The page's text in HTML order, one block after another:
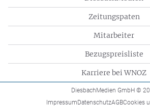
Zeitungspaten
Mitarbeiter
Bezugspreisliste
Karriere bei WNOZ
DiesbachMedien GmbH ©
ImpressumDatenschutzAGBCookies